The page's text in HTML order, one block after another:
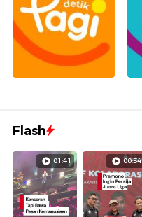
Flash
01:41 00:54